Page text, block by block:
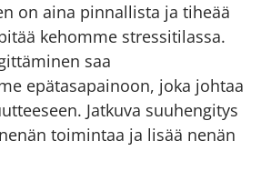
on aina pinnallista ja tiheää
kehomme stressitilassa.
saa
epätasapainoon, joka johtaa
Jatkuva suuhengitys
toimintaa ja lisää nenän